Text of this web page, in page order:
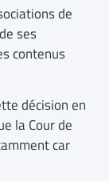
de
ses
contenus
décision en
la Cour de
car